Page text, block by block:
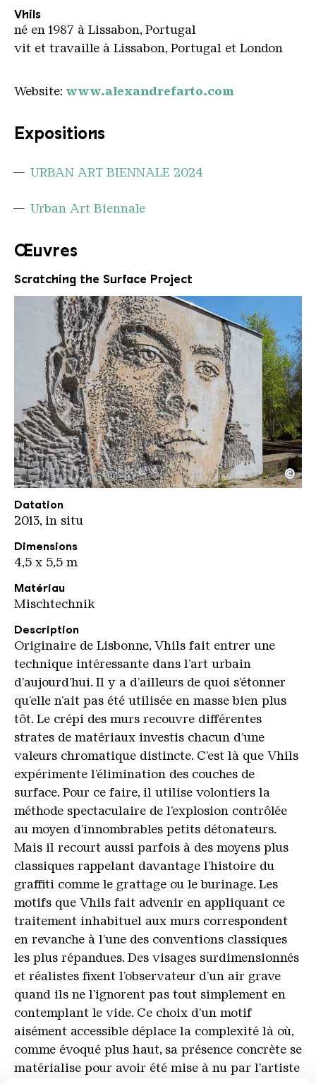
Vhils
né en 1987 à Lissabon, Portugal
vit et travaille à Lissabon, Portugal et London
Website: www.alexandrefarto.com
Expositions
URBAN ART BIENNALE 2024
Urban Art Biennale
Œuvres
Scratching the Surface Project
VHILS Scrached
Copyright: Weltkulturerbe Völklinger Hütte /
©
Datation
2013, in situ
Dimensions
4,5 x 5,5 m
Matériau
Mischtechnik
Description
Originaire de Lisbonne, Vhils fait entrer une
technique intéressante dans l’art urbain
d’aujourd’hui. Il y a d’ailleurs de quoi s’étonner
qu’elle n’ait pas été utilisée en masse bien plus
tôt. Le crépi des murs recouvre différentes
strates de matériaux investis chacun d’une
valeurs chromatique distincte. C’est là que Vhils
expérimente l’élimination des couches de
surface. Pour ce faire, il utilise volontiers la
méthode spectaculaire de l’explosion contrôlée
au moyen d’innombrables petits détonateurs.
Mais il recourt aussi parfois à des moyens plus
classiques rappelant davantage l’histoire du
graffiti comme le grattage ou le burinage. Les
motifs que Vhils fait advenir en appliquant ce
traitement inhabituel aux murs correspondent
en revanche à l’une des conventions classiques
les plus répandues. Des visages surdimensionnés
et réalistes fixent l’observateur d’un air grave
quand ils ne l’ignorent pas tout simplement en
contemplant le vide. Ce choix d’un motif
aisément accessible déplace la complexité là où,
comme évoqué plus haut, sa présence concrète se
matérialise pour avoir été mise à nu par l’artiste